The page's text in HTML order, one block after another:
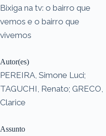
Bixiga na tv: o bairro que
vemos e o bairro que
vivemos
Autor(es)
PEREIRA, Simone Luci;
TAGUCHI, Renato; GRECO,
Clarice
Assunto